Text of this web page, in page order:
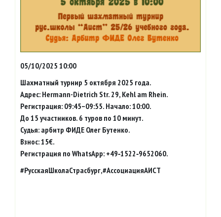
05/10/2025 10:00
Шахматный турнир 5 октября 2025 года.
Адрес: Hermann-Dietrich Str. 29, Kehl am Rhein.
Регистрация: 09:45–09:55. Начало: 10:00.
До 15 участников. 6 туров по 10 минут.
Судья: арбитр ФИДЕ Олег Бутенко.
Взнос: 15€.
Регистрация по WhatsApp: +49‑1522‑9652060.
#РусскаяШколаСтрасбург,#АссоциацияАИСТ